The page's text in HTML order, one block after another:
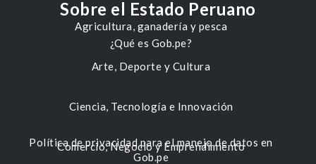
Agricultura, ganadería y pesca
Arte, Deporte y Cultura
Ciencia, Tecnología e Innovación
Comercio, Negocio y Emprendimiento
Sobre el Estado Peruano
¿Qué es Gob.pe?
Política de privacidad para el manejo de datos en
Gob.pe